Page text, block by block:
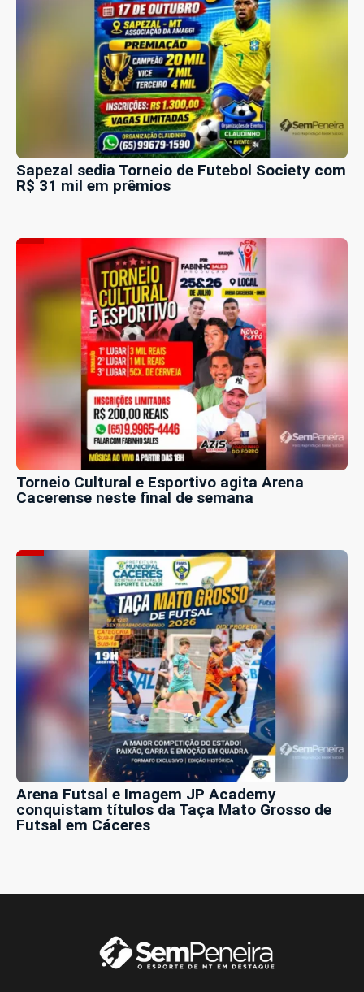
Sapezal sedia Torneio de Futebol Society com
R$ 31 mil em prêmios
Torneio Cultural e Esportivo agita Arena
Cacerense neste final de semana
Arena Futsal e Imagem JP Academy
conquistam títulos da Taça Mato Grosso de
Futsal em Cáceres